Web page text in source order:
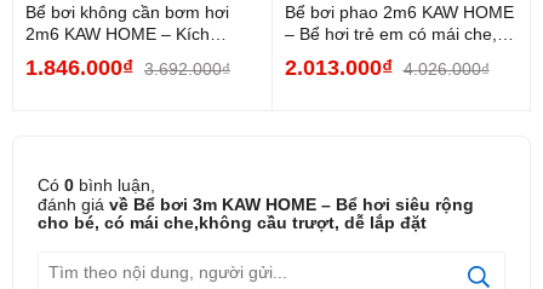
Tạo không gian giải trí an toàn cho bé ngay tại nhà,
không cần đi hồ bơi công cộng.
Chống tia UV, giữ cho làn da bé không bị rám nắng.
Bể bơi không cần bơm hơi
2m6 KAW HOME – Kích
thước lớn, tạo giây...
1.846.000₫ 3.692.000₫
Bể bơi phao 2m6 KAW HOME
– Bể hơi trẻ em có mái che,
2.013.000₫ 4.026.000₫
Có 0 bình luận,
đánh giá về Bể bơi 3m KAW HOME – Bể hơi siêu rộng
cho bé, có mái che,không cầu trượt, dễ lắp đặt